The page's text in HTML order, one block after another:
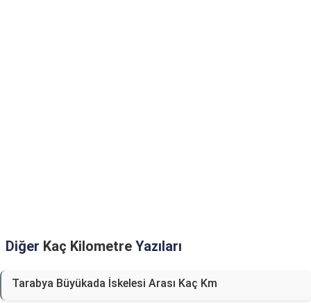
Diğer Kaç Kilometre Yazıları
Tarabya Büyükada İskelesi Arası Kaç Km